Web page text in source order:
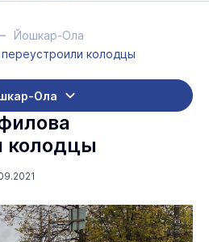
Йошкар-Ола
колодцы
Ола
колодцы